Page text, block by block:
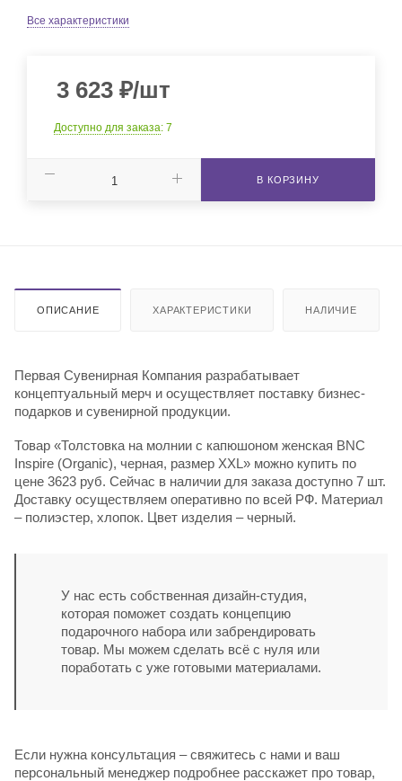
Все характеристики
3 623 ₽/шт
Доступно для заказа: 7
В КОРЗИНУ
ОПИСАНИЕ ХАРАКТЕРИСТИКИ НАЛИЧИЕ
Первая Сувенирная Компания разрабатывает
концептуальный мерч и осуществляет поставку бизнес-
подарков и сувенирной продукции.
Товар «Толстовка на молнии с капюшоном женская BNC
Inspire (Organic), черная, размер XXL» можно купить по
цене 3623 руб. Сейчас в наличии для заказа доступно 7 шт.
Доставку осуществляем оперативно по всей РФ. Материал
– полиэстер, хлопок. Цвет изделия – черный.
У нас есть собственная дизайн-студия,
которая поможет создать концепцию
подарочного набора или забрендировать
товар. Мы можем сделать всё с нуля или
поработать с уже готовыми материалами.
Если нужна консультация – свяжитесь с нами и ваш
персональный менеджер подробнее расскажет про товар,